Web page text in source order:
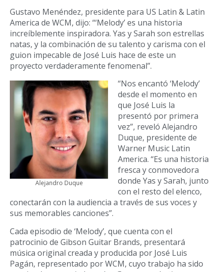
Gustavo Menéndez, presidente para US Latin & Latin
America de WCM, dijo: “‘Melody’ es una historia
increíblemente inspiradora. Yas y Sarah son estrellas
natas, y la combinación de su talento y carisma con el
guion impecable de José Luis hace de este un
proyecto verdaderamente fenomenal”.
Alejandro Duque
“Nos encantó ‘Melody’
desde el momento en
que José Luis la
presentó por primera
vez”, reveló Alejandro
Duque, presidente de
Warner Music Latin
America. “Es una historia
fresca y conmovedora
donde Yas y Sarah, junto
con el resto del elenco,
conectarán con la audiencia a través de sus voces y
sus memorables canciones”.
Cada episodio de ‘Melody’, que cuenta con el
patrocinio de Gibson Guitar Brands, presentará
música original creada y producida por José Luis
Pagán, representado por WCM, cuyo trabajo ha sido